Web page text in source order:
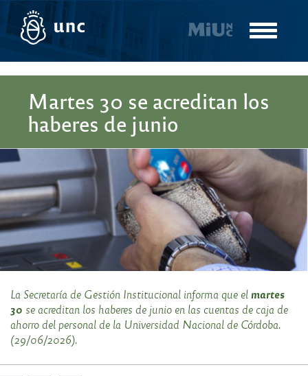
Pasar
contenido
Toggle
Martes 30 se acreditan los
haberes de junio
La Secretaría de Gestión Institucional informa que el martes
30 se acreditan los haberes de junio en las cuentas de caja de
ahorro del personal de la Universidad Nacional de Córdoba.
(29/06/2026).